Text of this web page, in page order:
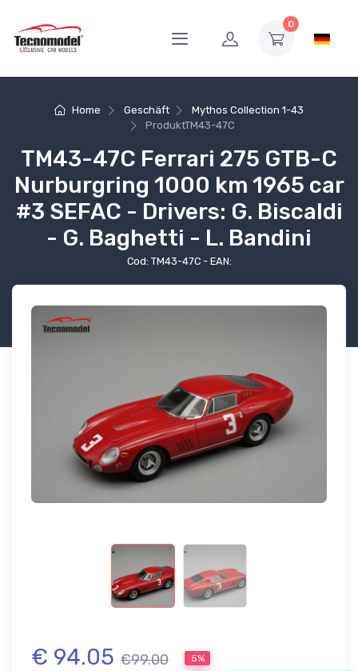
0
Home Geschäft
Mythos Collection 1-43
ProduktTM43-47C
TM43-47C Ferrari 275 GTB-C
Nurburgring 1000 km 1965 car
#3 SEFAC - Drivers: G. Biscaldi
- G. Baghetti - L. Bandini
Cod: TM43-47C - EAN:
€ 94.05 €99.00 5%